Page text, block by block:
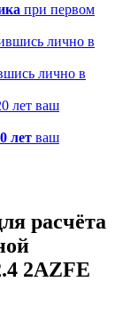
при первом
лично в
лет ваш
расчёта
2AZFE